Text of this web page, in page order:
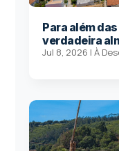
Para além
verdadeira
Jul 8, 2026 |À